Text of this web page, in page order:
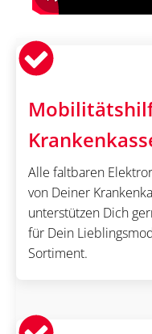
Alle faltbaren
von Deiner
unterstützen Dich
für Dein
Sortiment.